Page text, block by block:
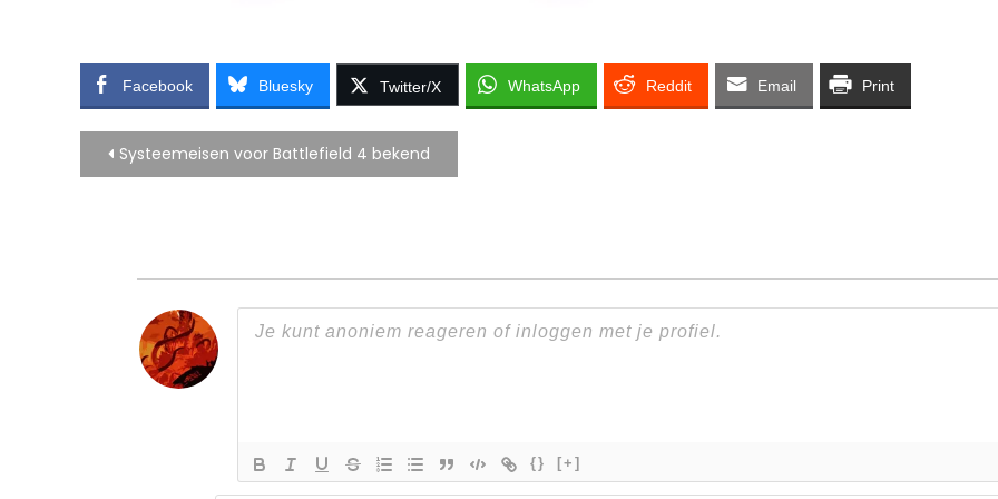
Facebook Bluesky Twitter/X WhatsApp Reddit Email Print
Bericht
Systeemeisen voor Battlefield 4 bekend
{} [+]